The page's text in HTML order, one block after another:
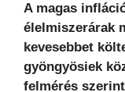
A magas
élelmiszerárak
kevesebbet
gyöngyösiek
felmérés